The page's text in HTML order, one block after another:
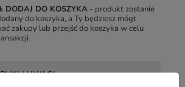
DODAJ DO KOSZYKA - produkt zostanie
do koszyka, a Ty będziesz mógł
zakupy lub przejść do koszyka w celu
I UWAGI